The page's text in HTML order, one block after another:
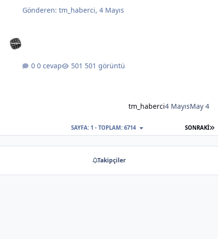
Gönderen:tm_haberci,4 Mayıs
0 cevap 501 görüntü
tm_haberci4 MayısMay 4
SONRAKI
SAYFA: 1 - TOPLAM: 6714
Takipçiler